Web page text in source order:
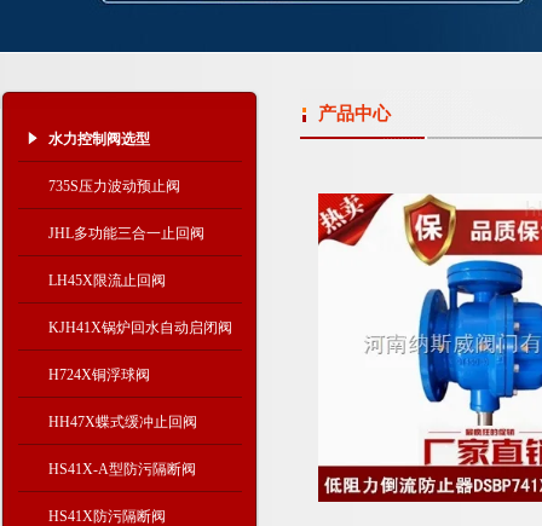
水力控制阀选型
735S压力波动预止阀
JHL多功能三合一止回阀
LH45X限流止回阀
KJH41X锅炉回水自动启闭阀
H724X铜浮球阀
HH47X蝶式缓冲止回阀
HS41X-A型防污隔断阀
HS41X防污隔断阀
产品中心